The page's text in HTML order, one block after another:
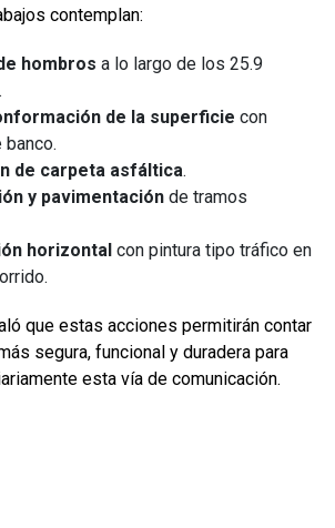
contemplan:
hombros a lo largo de los 25.9
de la superficie con
banco.
de carpeta asfáltica.
y pavimentación de tramos
horizontal con pintura tipo tráfico en
que estas acciones permitirán contar
segura, funcional y duradera para
esta vía de comunicación.